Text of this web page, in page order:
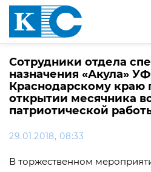
Сотрудники отдела
назначения «Акула»
Краснодарскому краю
открытии месячника
патриотической
29.01.2018, 08:33
В торжественном